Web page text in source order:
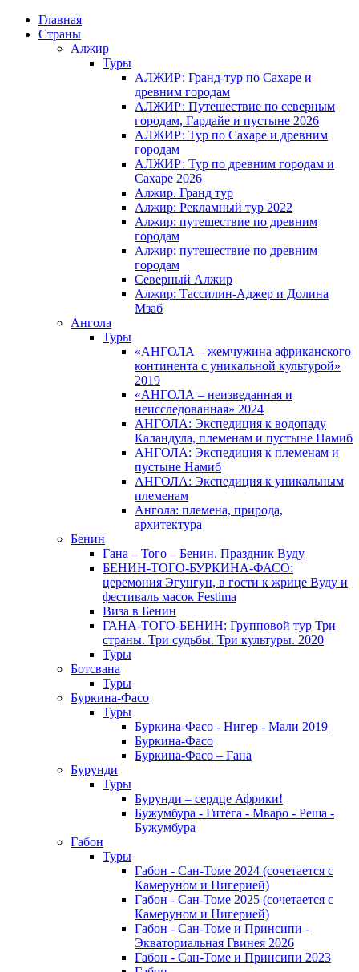
Главная
Страны
Алжир
Туры
АЛЖИР: Гранд-тур по Сахаре и
древним городам
АЛЖИР: Путешествие по северным
городам, Гардайе и пустыне 2026
АЛЖИР: Тур по Сахаре и древним
городам
АЛЖИР: Тур по древним городам и
Сахаре 2026
Алжир. Гранд тур
Алжир: Рекламный тур 2022
Алжир: путешествие по древним
городам
Алжир: путешествие по древним
городам
Северный Алжир
Алжир: Тассилин-Аджер и Долина
Мзаб
Ангола
Туры
«АНГОЛА – жемчужина африканского
континента с уникальной культурой»
2019
«АНГОЛА – неизведанная и
неисследованная» 2024
АНГОЛА: Экспедиция к водопаду
Каландула, племенам и пустыне Намиб
АНГОЛА: Экспедиция к племенам и
пустыне Намиб
АНГОЛА: Экспедиция к уникальным
племенам
Ангола: племена, природа,
архитектура
Бенин
Гана – Того – Бенин. Праздник Вуду
БЕНИН-ТОГО-БУРКИНА-ФАСО:
церемония Эгунгун, в гости к жрице Вуду и
фестиваль масок Festima
Виза в Бенин
ГАНА-ТОГО-БЕНИН: Групповой тур Три
страны. Три судьбы. Три культуры. 2020
Туры
Ботсвана
Туры
Буркина-Фасо
Туры
Буркина-Фасо - Нигер - Мали 2019
Буркина-Фасо
Буркина-Фасо – Гана
Бурунди
Туры
Бурунди – сердце Африки!
Бужумбура - Гитега - Мваро - Реша -
Бужумбура
Габон
Туры
Габон - Сан-Томе 2024 (сочетается с
Камеруном и Нигерией)
Габон - Сан-Томе 2025 (сочетается с
Камеруном и Нигерией)
Габон - Сан-Томе и Принсипи -
Экваториальная Гвинея 2026
Габон - Сан-Томе и Принсипи 2023